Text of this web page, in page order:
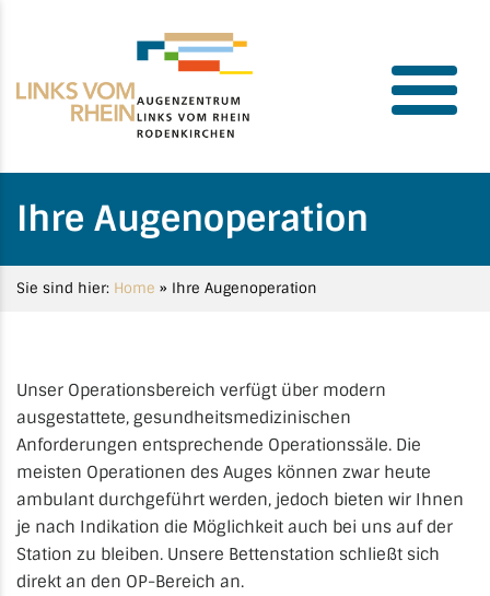
Ihre Augenoperation
Sie sind hier: Home » Ihre Augenoperation
Unser Operationsbereich verfügt über modern
ausgestattete, gesundheitsmedizinischen
Anforderungen entsprechende Operationssäle. Die
meisten Operationen des Auges können zwar heute
ambulant durchgeführt werden, jedoch bieten wir Ihnen
je nach Indikation die Möglichkeit auch bei uns auf der
Station zu bleiben. Unsere Bettenstation schließt sich
direkt an den OP-Bereich an.